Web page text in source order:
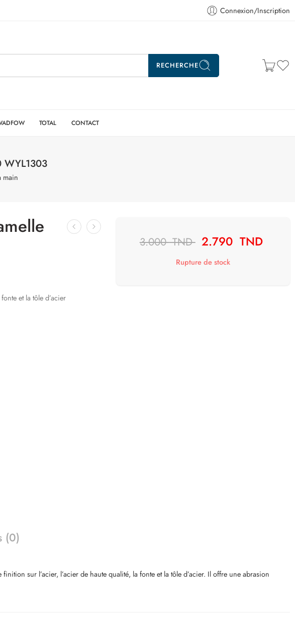
Connexion/Inscription
RECHERCHE
TOTAL CONTACT
main
et la tôle d’acier
3.000TND 2.790 TND
Rupture de stock
(0)
sur l’acier, l’acier de haute qualité, la fonte et la tôle d’acier. Il offre une abrasion